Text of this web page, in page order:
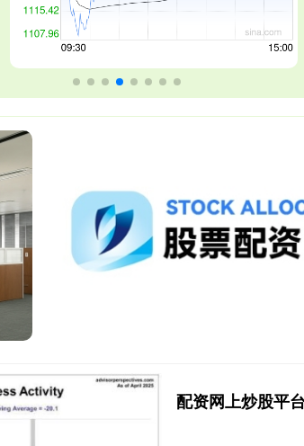
配资网上炒股平